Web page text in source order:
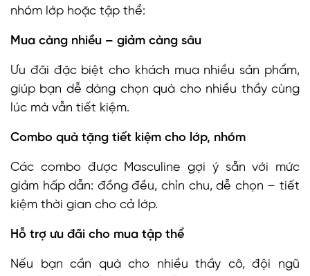
nhóm lớp hoặc tập thể:
Mua càng nhiều – giảm càng sâu
Ưu đãi đặc biệt cho khách mua nhiều sản phẩm,
giúp bạn dễ dàng chọn quà cho nhiều thầy cùng
lúc mà vẫn tiết kiệm.
Combo quà tặng tiết kiệm cho lớp, nhóm
Các combo được Masculine gợi ý sẵn với mức
giảm hấp dẫn: đồng đều, chỉn chu, dễ chọn – tiết
kiệm thời gian cho cả lớp.
Hỗ trợ ưu đãi cho mua tập thể
Nếu bạn cần quà cho nhiều thầy cô, đội ngũ